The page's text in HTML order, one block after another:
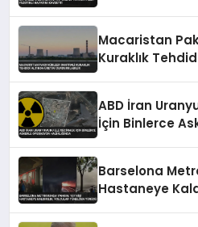
Macaristan
Kuraklık
ABD İran
İçin Binlerce
Barselona
Hastaneye